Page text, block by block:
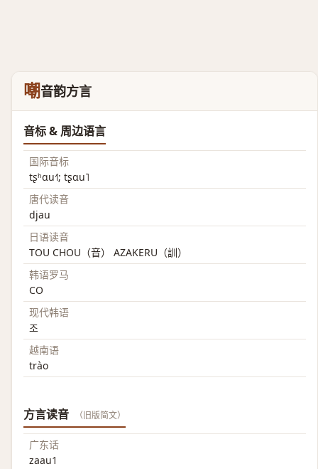
嘲音韵方言
音标 & 周边语言
国际音标
tʂʰɑu˧˥; tʂɑu˥
唐代读音
djau
日语读音
TOU CHOU（音） AZAKERU（訓）
韩语罗马
CO
现代韩语
조
越南语
trào
方言读音 （旧版简文）
广东话
zaau1